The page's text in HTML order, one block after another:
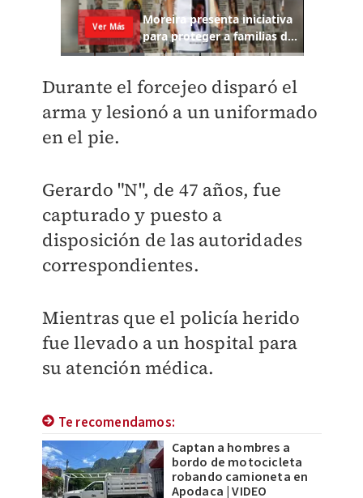
Durante el forcejeo disparó el
arma y lesionó a un uniformado
en el pie.
Gerardo "N", de 47 años, fue
capturado y puesto a
disposición de las autoridades
correspondientes.
Mientras que el policía herido
fue llevado a un hospital para
su atención médica.
Te recomendamos:
Captan a hombres a
bordo de motocicleta
robando camioneta en
Apodaca | VIDEO